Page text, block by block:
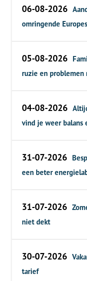
06-08-2026
omringende
05-08-2026
ruzie en problemen
04-08-2026
vind je weer balans
31-07-2026
een beter
31-07-2026
niet dekt
30-07-2026
tarief